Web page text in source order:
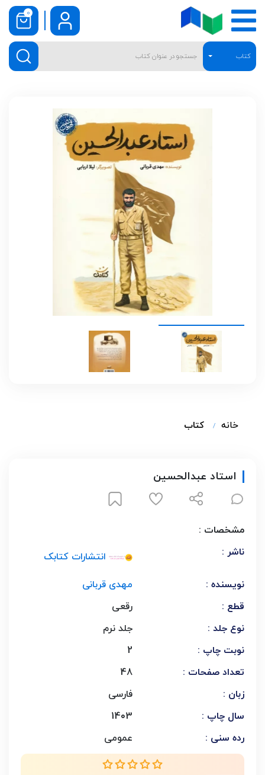
کتاب
0
خانه کتاب
استاد عبدالحسین
مشخصات :
ناشر :
انتشارات کتابک
نویسنده :
مهدی قربانی
قطع :
رقعی
نوع جلد :
جلد نرم
نوبت چاپ :
2
تعداد صفحات :
48
زبان :
فارسی
سال چاپ :
1403
رده سنی :
عمومی